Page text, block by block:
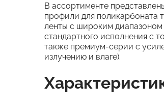
В ассортименте
профили для поликарбоната
ленты с широким диапазоном
стандартного исполнения с
также премиум-серии с
излучению и влаге).